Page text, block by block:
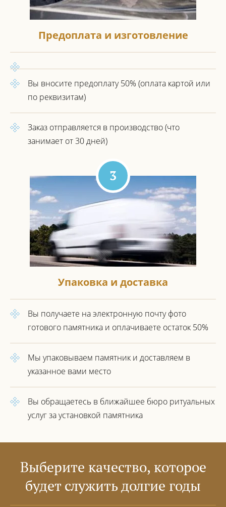
Предоплата и изготовление
Вы вносите предоплату 50% (оплата картой или
по реквизитам)
Заказ отправляется в производство(что
занимает от 30 дней)
3
Упаковка и доставка
Вы получаете на электронную почту фото
готового памятника и оплачиваете остаток 50%
Мы упаковываем памятник и доставляем в
указанное вами место
Вы обращаетесь в ближайшее бюро ритуальных
услуг за установкой памятника
Выберите качество, которое
будет служить долгие годы